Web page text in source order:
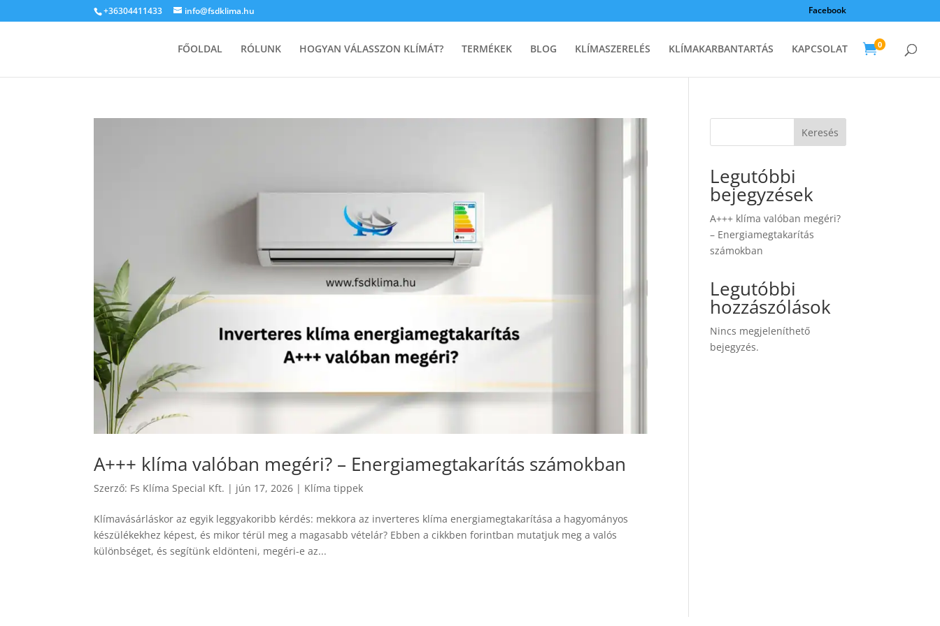
+36304411433 info@fsdklima.hu Facebook
FŐOLDAL RÓLUNK HOGYAN VÁLASSZON KLÍMÁT? TERMÉKEK BLOG KLÍMASZERELÉS KLÍMAKARBANTARTÁS KAPCSOLAT 0
A+++ klíma valóban megéri? – Energiamegtakarítás számokban
Szerző: Fs Klíma Special Kft. | jún 17, 2026 | Klíma tippek
Klímavásárláskor az egyik leggyakoribb kérdés: mekkora az inverteres klíma energiamegtakarítása a hagyományos
készülékekhez képest, és mikor térül meg a magasabb vételár? Ebben a cikkben forintban mutatjuk meg a valós
különbséget, és segítünk eldönteni, megéri-e az...
Keresés
Legutóbbi
bejegyzések
A+++ klíma valóban megéri?
– Energiamegtakarítás
számokban
Legutóbbi
hozzászólások
Nincs megjeleníthető
bejegyzés.